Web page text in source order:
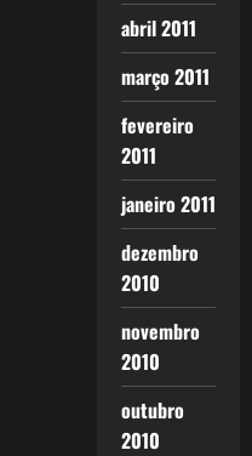
abril 2011
março 2011
fevereiro
2011
janeiro 2011
dezembro
2010
novembro
2010
outubro
2010